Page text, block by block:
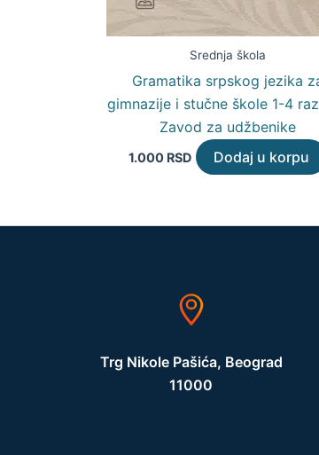
Srednja škola
Gramatika srpskog jezika
gimnazije i stučne škole 1-4
Zavod za udžbenike
1.000 RSD Dodaj u korpu
Trg Nikole Pašića, Beograd
11000